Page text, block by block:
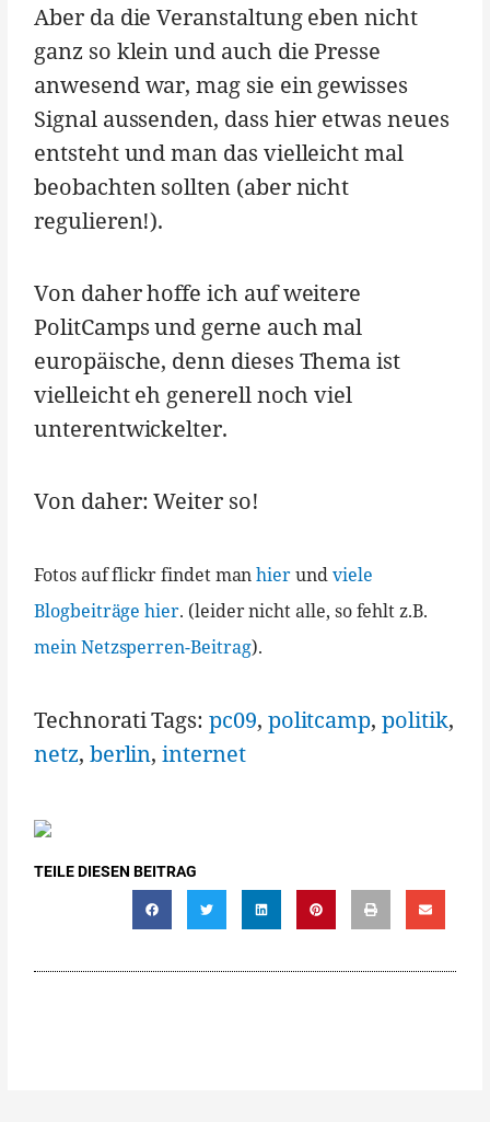
Aber da die Veranstaltung eben nicht
ganz so klein und auch die Presse
anwesend war, mag sie ein gewisses
Signal aussenden, dass hier etwas neues
entsteht und man das vielleicht mal
beobachten sollten (aber nicht
regulieren!).
Von daher hoffe ich auf weitere
PolitCamps und gerne auch mal
europäische, denn dieses Thema ist
vielleicht eh generell noch viel
unterentwickelter.
Von daher: Weiter so!
Fotos auf flickr findet manhierundviele
Blogbeiträge hier. (leider nicht alle, so fehlt z.B.
mein Netzsperren-Beitrag).
Technorati Tags:pc09, politcamp,politik,
netz, berlin,internet
TEILE DIESEN BEITRAG